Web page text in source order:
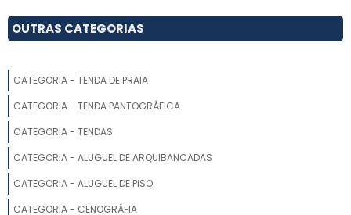
CENOGRAFIA INTERATIVA
CENOGRAFIA PARA BUFFET INFANTIL
EMPRESAS DE CENOGRAFIA
ONDE ENCONTRAR AMBIENTE CENOGRÁFICO
OUTRAS CATEGORIAS
CATEGORIA - TENDA DE PRAIA
CATEGORIA - TENDA PANTOGRÁFICA
CATEGORIA - TENDAS
CATEGORIA - ALUGUEL DE ARQUIBANCADAS
CATEGORIA - ALUGUEL DE PISO
CATEGORIA - CENOGRÁFIA